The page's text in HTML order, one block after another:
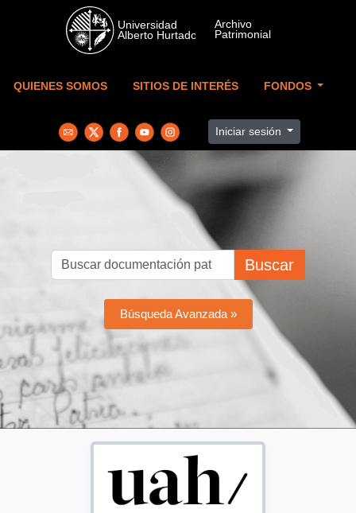
Skip to main content
QUIENES SOMOS SITIOS DE INTERÉS FONDOS
Iniciar sesión
Buscar
Búsqueda Avanzada »